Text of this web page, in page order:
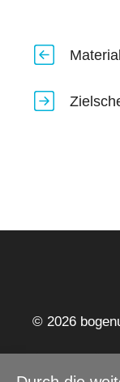
© 2026